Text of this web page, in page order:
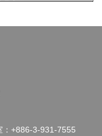
：+886-3-931-7555